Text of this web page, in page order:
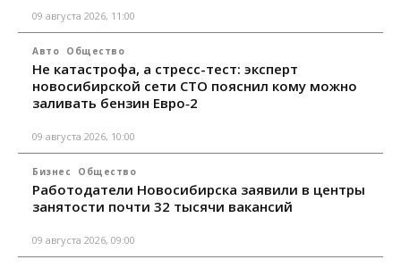
09 августа 2026, 11:00
Авто Общество
Не катастрофа, а стресс-тест: эксперт
новосибирской сети СТО пояснил кому можно
заливать бензин Евро‑2
09 августа 2026, 10:00
Бизнес Общество
Работодатели Новосибирска заявили в центры
занятости почти 32 тысячи вакансий
09 августа 2026, 09:00